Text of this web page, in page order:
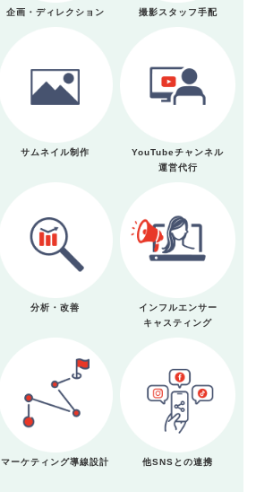
企画・ディレクション 撮影スタッフ手配
サムネイル制作
YouTubeチャンネル
運営代行
分析・改善
インフルエンサー
キャスティング
マーケティング導線設計 他SNSとの連携